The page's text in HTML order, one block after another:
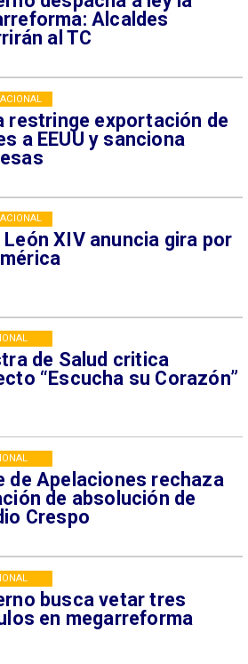
Alcaldes
al TC
restringe exportación de
a EEUU y sanciona
León XIV anuncia gira por
de Salud critica
“Escucha su Corazón”
de Apelaciones rechaza
de absolución de
Crespo
busca vetar tres
en megarreforma